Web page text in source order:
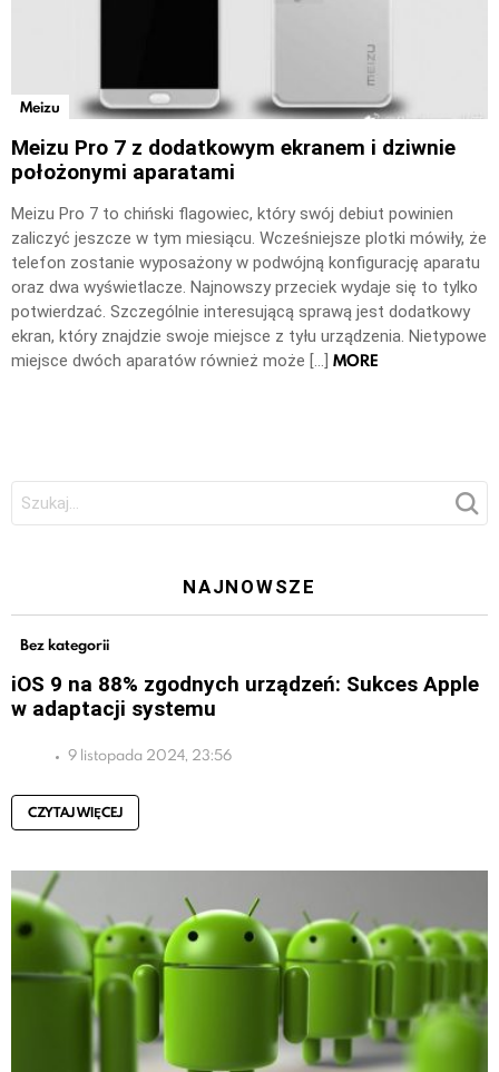
Meizu
Meizu Pro 7 z dodatkowym ekranem i dziwnie
położonymi aparatami
Meizu Pro 7 to chiński flagowiec, który swój debiut powinien
zaliczyć jeszcze w tym miesiącu. Wcześniejsze plotki mówiły, że
telefon zostanie wyposażony w podwójną konfigurację aparatu
oraz dwa wyświetlacze. Najnowszy przeciek wydaje się to tylko
potwierdzać. Szczególnie interesującą sprawą jest dodatkowy
ekran, który znajdzie swoje miejsce z tyłu urządzenia. Nietypowe
miejsce dwóch aparatów również może […] MORE
Szukaj:
NAJNOWSZE
Bez kategorii
iOS 9 na 88% zgodnych urządzeń: Sukces Apple
w adaptacji systemu
9 listopada 2024, 23:56
CZYTAJ WIĘCEJ